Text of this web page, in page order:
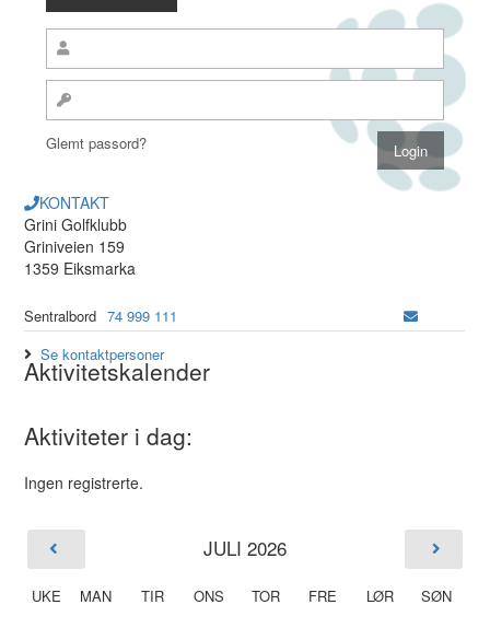
Glemt passord?
KONTAKT
Grini Golfklubb
Griniveien 159
1359 Eiksmarka
Sentralbord 74 999 111
Se kontaktpersoner
Aktivitetskalender
Aktiviteter i dag:
Ingen registrerte.
JULI 2026
UKE MAN TIR ONS TOR FRE LØR SØN